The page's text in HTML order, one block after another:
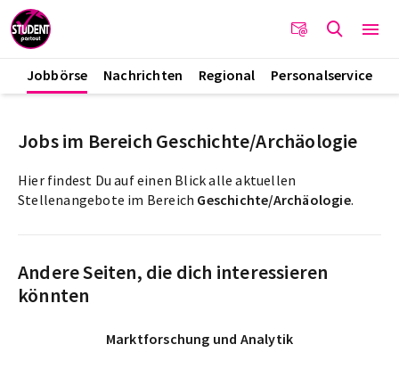
Jobbörse Nachrichten Regional Personalservice
Jobs im Bereich Geschichte/Archäologie
Hier findest Du auf einen Blick alle aktuellen
Stellenangebote im Bereich Geschichte/Archäologie.
Andere Seiten, die dich interessieren
könnten
Marktforschung und Analytik